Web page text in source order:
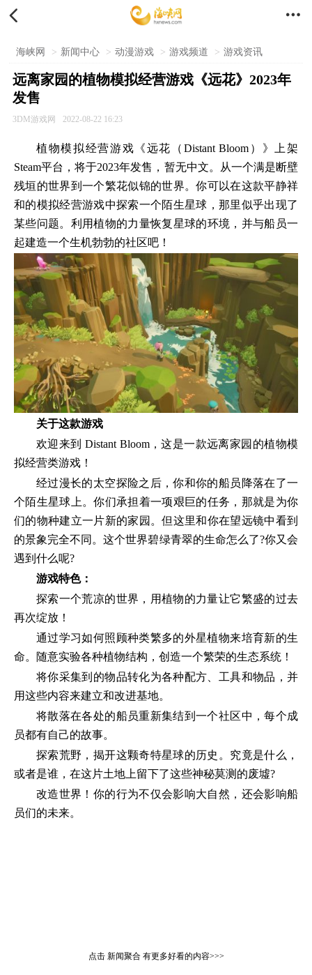
 
海峡网 > 新闻中心 > 动漫游戏 > 游戏频道 > 游戏资讯
远离家园的植物模拟经营游戏《远花》2023年
发售
3DM游戏网 2022-08-22 16:23
植物模拟经营游戏《远花（Distant Bloom）》上架
Steam平台，将于2023年发售，暂无中文。从一个满是断壁
残垣的世界到一个繁花似锦的世界。你可以在这款平静祥
和的模拟经营游戏中探索一个陌生星球，那里似乎出现了
某些问题。利用植物的力量恢复星球的环境，并与船员一
起建造一个生机勃勃的社区吧！
关于这款游戏
欢迎来到 Distant Bloom，这是一款远离家园的植物模
拟经营类游戏！
经过漫长的太空探险之后，你和你的船员降落在了一
个陌生星球上。你们承担着一项艰巨的任务，那就是为你
们的物种建立一片新的家园。但这里和你在望远镜中看到
的景象完全不同。这个世界碧绿青翠的生命怎么了?你又会
遇到什么呢?
游戏特色：
探索一个荒凉的世界，用植物的力量让它繁盛的过去
再次绽放！
通过学习如何照顾种类繁多的外星植物来培育新的生
命。随意实验各种植物结构，创造一个繁荣的生态系统！
将你采集到的物品转化为各种配方、工具和物品，并
用这些内容来建立和改进基地。
将散落在各处的船员重新集结到一个社区中，每个成
员都有自己的故事。
探索荒野，揭开这颗奇特星球的历史。究竟是什么，
或者是谁，在这片土地上留下了这些神秘莫测的废墟?
改造世界！你的行为不仅会影响大自然，还会影响船
员们的未来。
点击 新闻聚合有更多好看的内容>>>